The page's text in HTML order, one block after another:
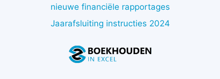
nieuwe financiële rapportages
Jaarafsluiting instructies 2024